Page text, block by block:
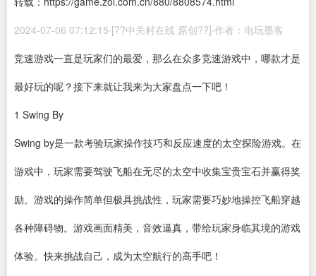
2024-07-06 07:12:15·[??中关村在线 原创??]·作者：电玩墨客
竞速游戏一直是玩家们的最爱，那么在众多竞速游戏中，哪款才是
最好玩的呢？接下来就让我来为大家盘点一下吧！
1 Swing By
Swing by是一款考验玩家操作技巧和反应速度的太空探险游戏。在
游戏中，玩家需要驾驶飞船在无尽的太空中收集宝贵宝石并赢得奖
励。游戏的操作简单但极具挑战性，玩家需要巧妙地操控飞船穿越
各种障碍物。游戏画面精美，音效逼真，带给玩家身临其境的游戏
体验。快来挑战自己，成为太空航行的高手吧！